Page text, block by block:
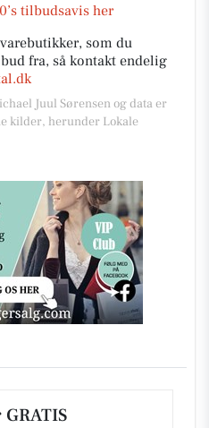
tilbudsavis her
som du
fra, så kontakt endelig
Juul Sørensen og data er
kilder, herunder Lokale